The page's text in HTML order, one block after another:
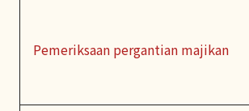
Pemeriksaan pergantian majikan